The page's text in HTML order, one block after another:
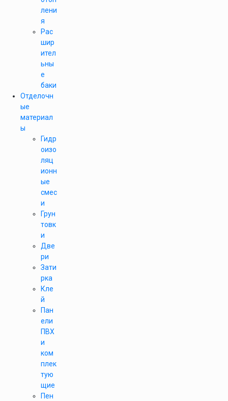
лени
я
Рас
шир
ител
ьны
е
баки
Отделочн
ые
материал
ы
Гидр
оизо
ляц
ионн
ые
смес
и
Грун
товк
и
Две
ри
Зати
рка
Кле
й
Пан
ели
ПВХ
и
ком
плек
тую
щие
Пен